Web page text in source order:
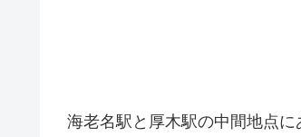
海老名駅と厚木駅の中間地点